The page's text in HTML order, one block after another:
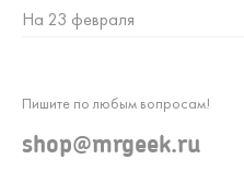
На 23 февраля
Пишите по любым вопросам!
shop@mrgeek.ru